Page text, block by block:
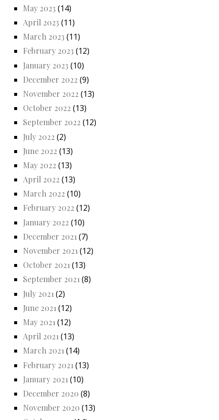
May 2023 (14)
April 2023 (11)
March 2023 (11)
February 2023 (12)
January 2023 (10)
December 2022 (9)
November 2022 (13)
October 2022 (13)
September 2022 (12)
July 2022 (2)
June 2022 (13)
May 2022 (13)
April 2022 (13)
March 2022 (10)
February 2022 (12)
January 2022 (10)
December 2021 (7)
November 2021 (12)
October 2021 (13)
September 2021(8)
July 2021 (2)
June 2021 (12)
May 2021 (12)
April 2021 (13)
March 2021(14)
February 2021 (13)
January 2021 (10)
December 2020 (8)
November 2020 (13)